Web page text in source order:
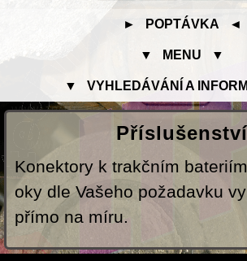
► POPTÁVKA ◄
▼ MENU ▼
▼ VYHLEDÁVÁNÍ A
Příslušenství
Konektory k trakčním
oky dle Vašeho požadavku
přímo na míru.